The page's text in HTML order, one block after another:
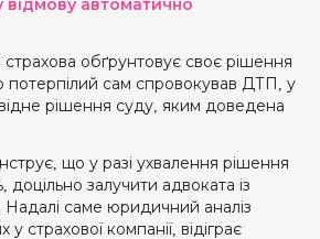
відмову автоматично
обґрунтовує своє рішення
потерпілий сам спровокував ДТП, у
рішення суду, яким доведена
що у разі ухвалення рішення
залучити адвоката із
Надалі саме юридичний аналіз
страхової компанії, відіграє